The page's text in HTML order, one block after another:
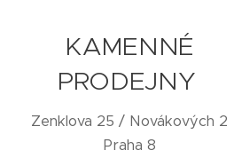
KAMENNÉ
PRODEJNY
Zenklova 25 / Novákových 2
Praha 8